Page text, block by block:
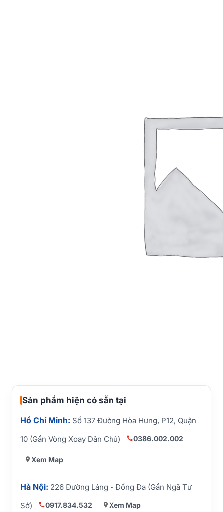
Sản phẩm hiện có sẵn tại
Hồ Chí Minh: Số 137 Đường Hòa Hưng, P12, Quận
10 (Gần Vòng Xoay Dân Chủ)
0386.002.002
Xem Map
Hà Nội: 226 Đường Láng - Đống Đa (Gần Ngã Tư
Sở)
0917.834.532 Xem Map